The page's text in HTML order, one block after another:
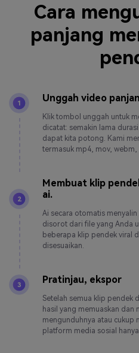
Cara
panjang
1 Unggah video
Klik tombol unggah untuk
dicatat: semakin lama
dapat kita potong. Kami
termasuk mp4, mov, webm,
2
Membuat klip
ai.
Ai secara otomatis
disorot dari file yang Anda
beberapa klip pendek viral
disesuaikan.
3 Pratinjau, ekspor
Setelah semua klip pendek
hasil yang memuaskan
mengunduhnya atau cukup
platform media sosial